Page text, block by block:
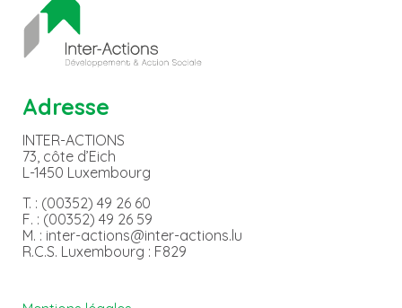
Adresse
INTER-ACTIONS
73, côte d’Eich
L-1450 Luxembourg
T. : (00352) 49 26 60
F. : (00352) 49 26 59
M. : inter-actions@inter-actions.lu
R.C.S. Luxembourg : F829